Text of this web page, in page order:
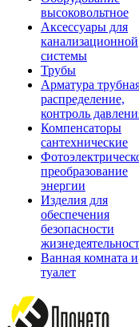
высоковольтное
Аксессуары для
канализационной
системы
Трубы
Арматура
распределение,
контроль
Компенсаторы
сантехнические
преобразование
энергии
Изделия для
обеспечения
безопасности
Ванная комната и
туалет